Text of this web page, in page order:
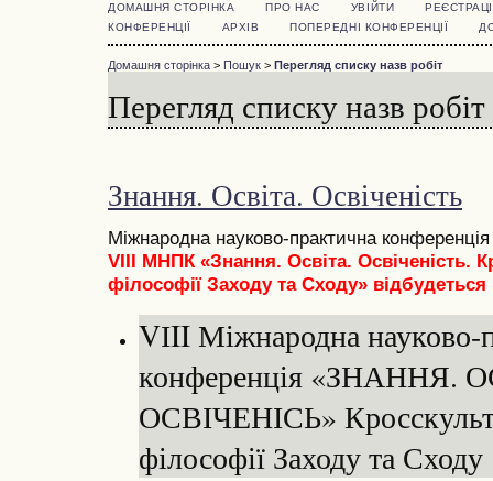
ДОМАШНЯ СТОРІНКА ПРО НАС УВІЙТИ
КОНФЕРЕНЦІЇ
АРХІВ ПОПЕРЕДНІ КОНФЕРЕНЦІЇ
Домашня сторінка > Пошук > Перегляд списку назв робіт
Перегляд списку назв робіт
Знання. Освіта. Освіченість
Міжнародна науково-практична
VIII МНПК «Знання. Освіта. Освіченість.
філософії Заходу та Сходу»
VІII Міжнародна науково-
конференція «ЗНАННЯ.
ОСВІЧЕНІСЬ»
філософії Заходу та Сходу